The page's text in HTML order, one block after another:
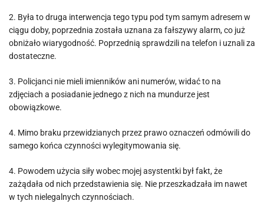
2. Była to druga interwencja tego typu pod tym samym adresem w
ciągu doby, poprzednia została uznana za fałszywy alarm, co już
obniżało wiarygodność. Poprzednią sprawdzili na telefon i uznali za
dostateczne.
3. Policjanci nie mieli imienników ani numerów, widać to na
zdjęciach a posiadanie jednego z nich na mundurze jest
obowiązkowe.
4. Mimo braku przewidzianych przez prawo oznaczeń odmówili do
samego końca czynności wylegitymowania się.
4. Powodem użycia siły wobec mojej asystentki był fakt, że
zażądała od nich przedstawienia się. Nie przeszkadzała im nawet
w tych nielegalnych czynnościach.